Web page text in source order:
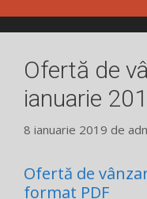
Ofertă de
ianuarie
8 ianuarie 2019 de
Ofertă de
format PDF